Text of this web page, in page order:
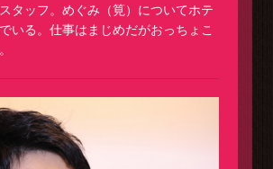
タッフ。めぐみ（筧）についてホテ
いる。仕事はまじめだがおっちょこ